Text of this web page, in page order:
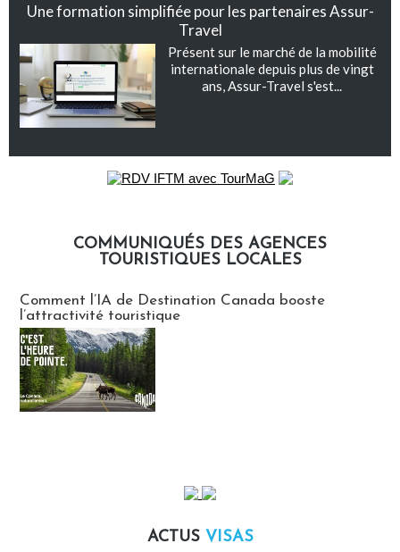
Une formation simplifiée pour les partenaires Assur-
Travel
Présent sur le marché de la mobilité
internationale depuis plus de vingt
ans, Assur-Travel s'est...
COMMUNIQUÉS DES AGENCES
TOURISTIQUES LOCALES
Comment l’IA de Destination Canada booste
l’attractivité touristique
ACTUS VISAS